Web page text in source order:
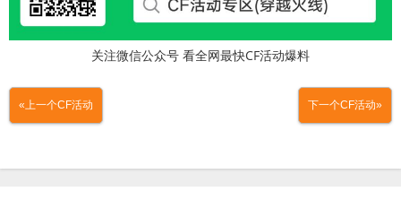
关注微信公众号 看全网最快CF活动爆料
«上一个CF活动 下一个CF活动»